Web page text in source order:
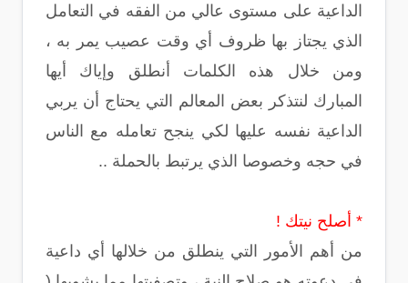
الداعية على مستوى عالي من الفقه في التعامل
الذي يجتاز بها ظروف أي وقت عصيب يمر به ،
ومن خلال هذه الكلمات أنطلق وإياك أيها
المبارك لنتذكر بعض المعالم التي يحتاج أن يربي
الداعية نفسه عليها لكي ينجح تعامله مع الناس
في حجه وخصوصا الذي يرتبط بالحملة ..
* أصلح نيتك !
من أهم الأمور التي ينطلق من خلالها أي داعية